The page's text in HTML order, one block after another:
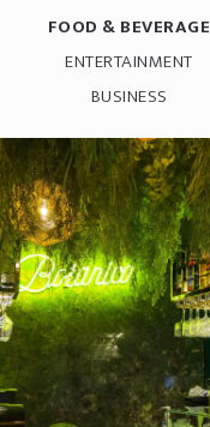
FOOD & BEVERAGE
ENTERTAINMENT
BUSINESS